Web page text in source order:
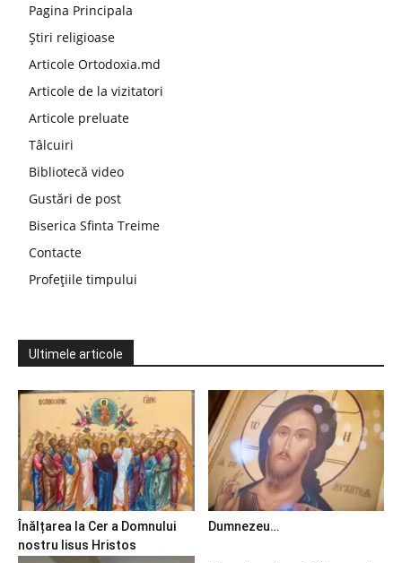
Pagina Principala
Știri religioase
Articole Ortodoxia.md
Articole de la vizitatori
Articole preluate
Tâlcuiri
Bibliotecă video
Gustări de post
Biserica Sfinta Treime
Contacte
Profețiile timpului
Ultimele articole
Înălțarea la Cer a Domnului
nostru Iisus Hristos
Dumnezeu…